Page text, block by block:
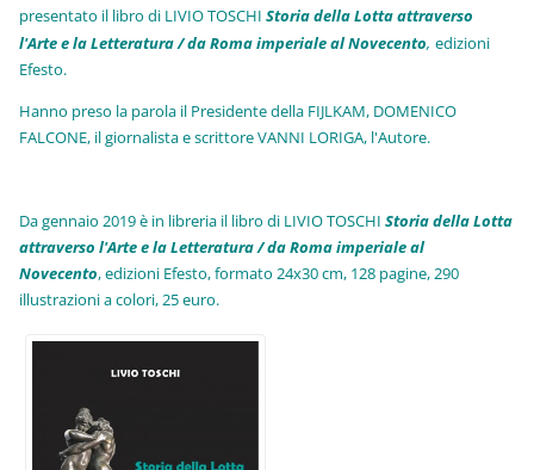
presentato il libro di LIVIO TOSCHIStoria della Lotta attraverso
l'Arte e la Letteratura / da Roma imperiale al Novecento, edizioni
Efesto.
Hanno preso la parola il Presidente della FIJLKAM, DOMENICO
FALCONE, il giornalista e scrittore VANNI LORIGA, l'Autore.
Da gennaio 2019 è in libreria il libro di LIVIO TOSCHIStoria della Lotta
attraverso l'Arte e la Letteratura / da Roma imperiale al
Novecento, edizioni Efesto, formato 24x30 cm, 128 pagine, 290
illustrazioni a colori, 25 euro.